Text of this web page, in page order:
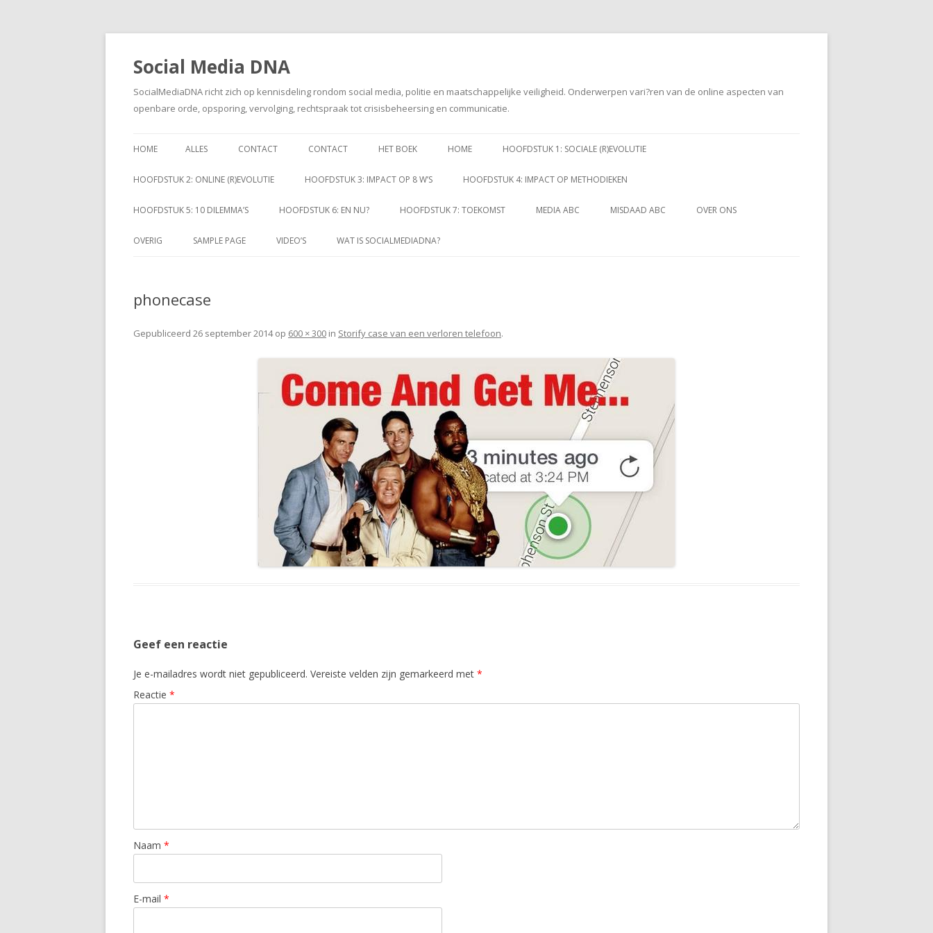
Social Media DNA
SocialMediaDNA richt zich op kennisdeling rondom social media, politie en maatschappelijke veiligheid. Onderwerpen vari?ren van de online aspecten van
openbare orde, opsporing, vervolging, rechtspraak tot crisisbeheersing en communicatie.
naar
HOME ALLES CONTACT CONTACT HET BOEK HOME HOOFDSTUK 1: SOCIALE (R)EVOLUTIE
HOOFDSTUK 2: ONLINE (R)EVOLUTIE HOOFDSTUK 3: IMPACT OP 8 W’S HOOFDSTUK 4: IMPACT OP METHODIEKEN
HOOFDSTUK 5: 10 DILEMMA’S HOOFDSTUK 6: EN NU? HOOFDSTUK 7: TOEKOMST MEDIA ABC MISDAAD ABC OVER ONS
OVERIG SAMPLE PAGE VIDEO’S WAT IS SOCIALMEDIADNA?
phonecase
Gepubliceerd 26 september 2014op 600 × 300 in Storify case van een verloren telefoon.
Geef een reactie
Je e-mailadres wordt niet gepubliceerd. Vereiste velden zijn gemarkeerd met *
Reactie *
Naam *
E-mail *